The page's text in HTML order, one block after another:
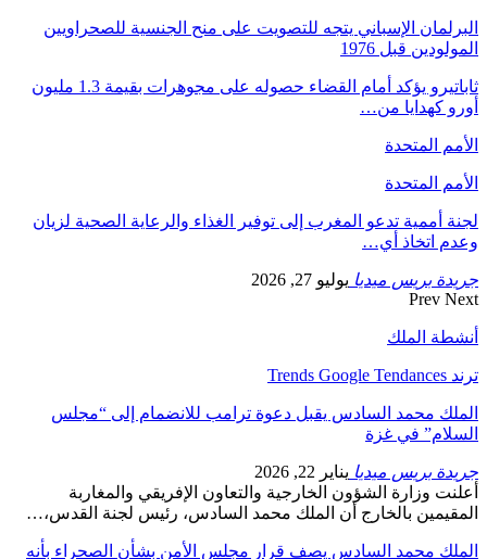
البرلمان الإسباني يتجه للتصويت على منح الجنسية للصحراويين
المولودين قبل 1976
ثاباتيرو يؤكد أمام القضاء حصوله على مجوهرات بقيمة 1.3 مليون
أورو كهدايا من…
الأمم المتحدة
الأمم المتحدة
لجنة أممية تدعو المغرب إلى توفير الغذاء والرعاية الصحية لزيان
وعدم اتخاذ أي…
جريدة بريس ميديا يوليو 27, 2026
Prev Next
أنشطة الملك
ترند Trends Google Tendances
الملك محمد السادس يقبل دعوة ترامب للانضمام إلى “مجلس
السلام” في غزة
جريدة بريس ميديا يناير 22, 2026
أعلنت وزارة الشؤون الخارجية والتعاون الإفريقي والمغاربة
المقيمين بالخارج أن الملك محمد السادس، رئيس لجنة القدس،…
الملك محمد السادس يصف قرار مجلس الأمن بشأن الصحراء بأنه